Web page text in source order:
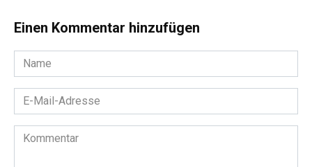
Einen Kommentar hinzufügen
Name
*
Mail-
Adresse
Kommentar